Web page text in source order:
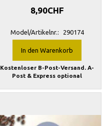
8,90CHF
Model/Artikelnr.: 290174
In den Warenkorb
Kostenloser B-Post-Versand. A-
Post & Express optional